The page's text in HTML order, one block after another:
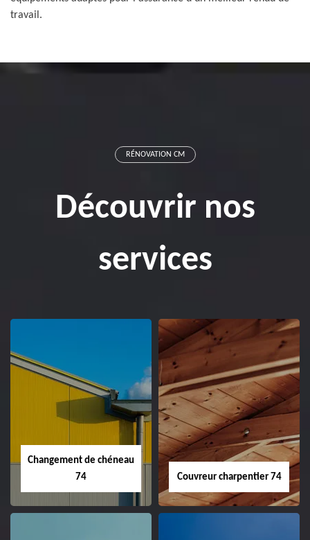
travail.
RÉNOVATION CM
Découvrir nos
services
Changement de chéneau
74
Couvreur charpentier 74